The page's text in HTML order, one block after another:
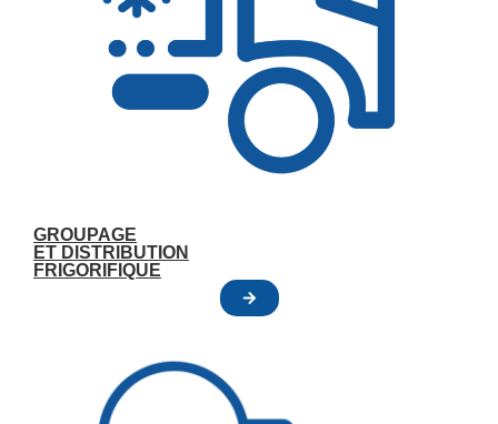
GROUPAGE
ET DISTRIBUTION
FRIGORIFIQUE